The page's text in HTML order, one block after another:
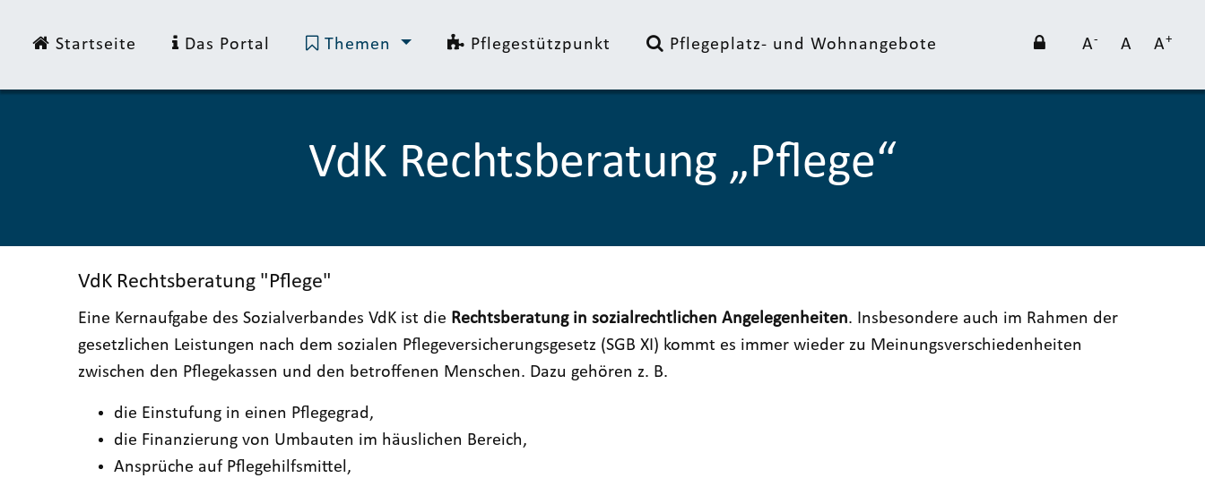
Startseite Das Portal Themen Pflegestützpunkt Pflegeplatz- und Wohnangebote A- A A+
VdK Rechtsberatung „Pflege“
VdK Rechtsberatung "Pflege"
Eine Kernaufgabe des Sozialverbandes VdK ist die Rechtsberatung in sozialrechtlichen Angelegenheiten. Insbesondere auch im Rahmen der
gesetzlichen Leistungen nach dem sozialen Pflegeversicherungsgesetz (SGB XI) kommt es immer wieder zu Meinungsverschiedenheiten
zwischen den Pflegekassen und den betroffenen Menschen. Dazu gehören z. B.
die Einstufung in einen Pflegegrad,
die Finanzierung von Umbauten im häuslichen Bereich,
Ansprüche auf Pflegehilfsmittel,